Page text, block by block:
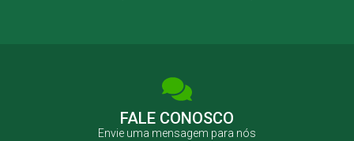
FALE CONOSCO
Envie uma mensagem para nós